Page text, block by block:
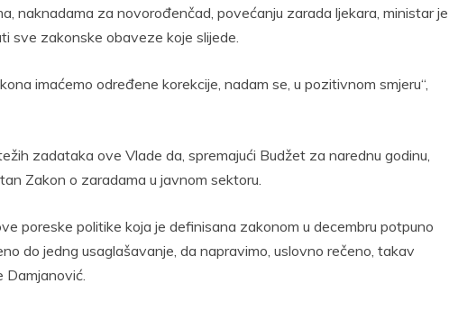
naknadama za novorođenčad, povećanju zarada ljekara, ministar je
sve zakonske obaveze koje slijede.
imaćemo određene korekcije, nadam se, u pozitivnom smjeru“,
zadataka ove Vlade da, spremajući Budžet za narednu godinu,
Zakon o zaradama u javnom sektoru.
poreske politike koja je definisana zakonom u decembru potpuno
do jedng usaglašavanje, da napravimo, uslovno rečeno, takav
Damjanović.